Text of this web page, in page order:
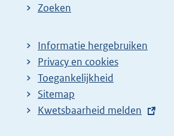
Zoeken
Informatie hergebruiken
Privacy en cookies
Toegankelijkheid
Sitemap
E
Kwetsbaarheid melden